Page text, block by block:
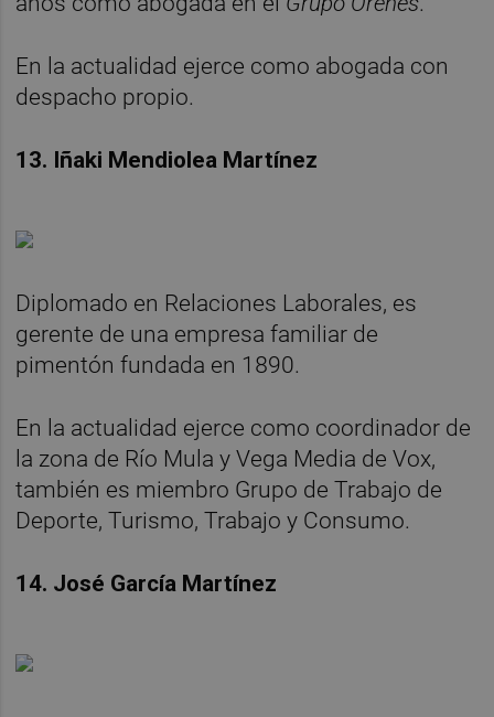
En la actualidad ejerce como abogada con
despacho propio.
13. Iñaki Mendiolea Martínez
Diplomado en Relaciones Laborales, es
gerente de una empresa familiar de
pimentón fundada en 1890.
En la actualidad ejerce como coordinador de
la zona de Río Mula y Vega Media de Vox,
también es miembro Grupo de Trabajo de
Deporte, Turismo, Trabajo y Consumo.
14. José García Martínez